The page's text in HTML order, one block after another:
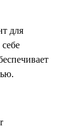
для